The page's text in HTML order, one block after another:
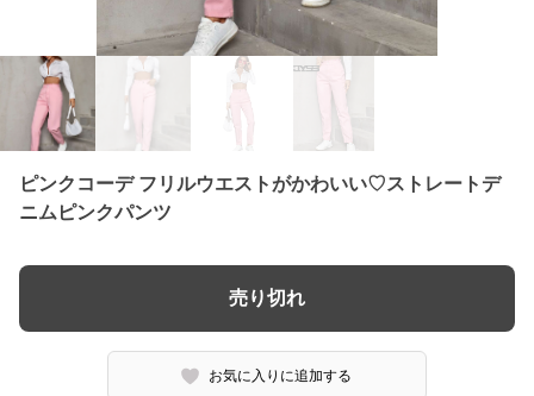
ピンクコーデ フリルウエストがかわいい♡ストレートデ
ニムピンクパンツ
売り切れ
お気に入りに追加する